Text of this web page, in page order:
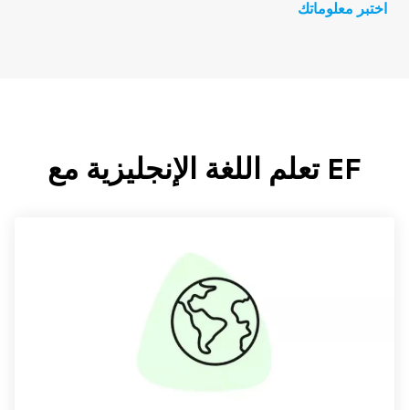
اختبر معلوماتك
EF تعلم اللغة الإنجليزية مع